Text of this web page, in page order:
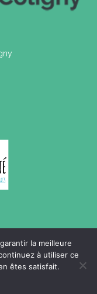
la meilleure
à utiliser ce
êtes satisfait.